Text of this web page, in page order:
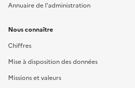
Annuaire de l'administration
Nous connaître
Chiffres
Mise à disposition des données
Missions et valeurs